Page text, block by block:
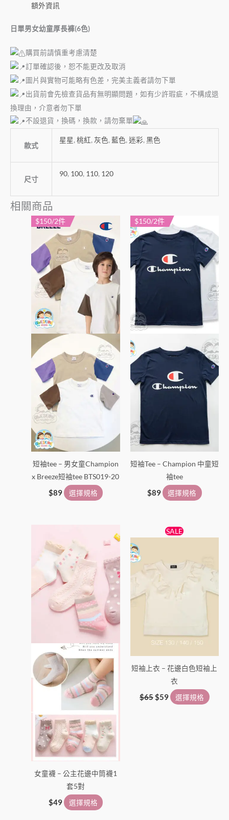
額外資訊
日單男女幼童厚長褲(6色)
購買前請慎重考慮清楚
訂單確認後，恕不能更改及取消
圖片與實物可能略有色差，完美主義者請勿下單
出貨前會先檢查貨品有無明顯問題，如有少許瑕疵，不構成退
換理由，介意者勿下單
不設退貨，換碼，換款，請勿棄單
款式
星星, 桃紅, 灰色, 藍色, 迷彩, 黑色
尺寸
90, 100, 110, 120
相關商品
$150/2件
短袖tee – 男女童Champion
x Breeze短袖tee BTS019-20
$89 選擇規格
此
產
有
多
種
款
式。
在
產
品
頁
面
選
擇
項
$150/2件
短袖Tee – Champion 中童短
袖tee
$89 選擇規格
產
品
多
款
式。
可
產
品
頁
面
選
擇
選
女童襪 – 公主花邊中筒襪1
套5對
$49 選擇規格
產
有
多
種
款
式。
可
在
產
品
頁
面
選
擇
選
項
SALE
短袖上衣 – 花邊白色短袖上
衣
$65
始
$65。
$59
目
前
$59。
選擇規格
有
多
種
產
品
面